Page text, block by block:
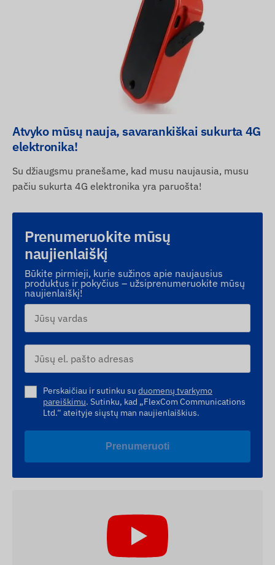
Atvyko mūsų nauja, savarankiškai sukurta 4G
elektronika!
Su džiaugsmu pranešame, kad musu naujausia, musu
pačiu sukurta 4G elektronika yra paruošta!
Prenumeruokite mūsų
naujienlaiškį
Būkite pirmieji, kurie sužinos apie naujausius
produktus ir pokyčius – užsiprenumeruokite mūsų
naujienlaiškį!
Perskaičiau ir sutinku su duomenų tvarkymo
pareiškimu. Sutinku, kad „FlexCom Communications
Ltd.“ ateityje siųstų man naujienlaiškius.
Prenumeruoti